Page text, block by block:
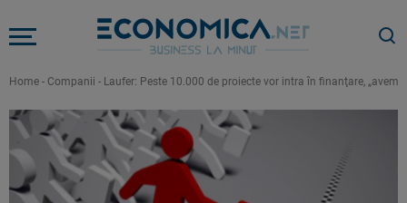
Home - Companii - Laufer: Peste 10.000 de proiecte vor intra în finanţare,